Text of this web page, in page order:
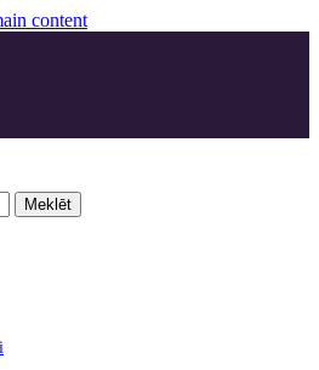
content
Meklēt